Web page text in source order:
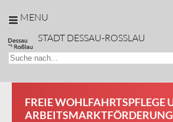
MENU
STADT DESSAU-ROSSLAU
FREIE WOHLFAHRTSPFLEGE
ARBEITSMARKTFÖRDERUNG